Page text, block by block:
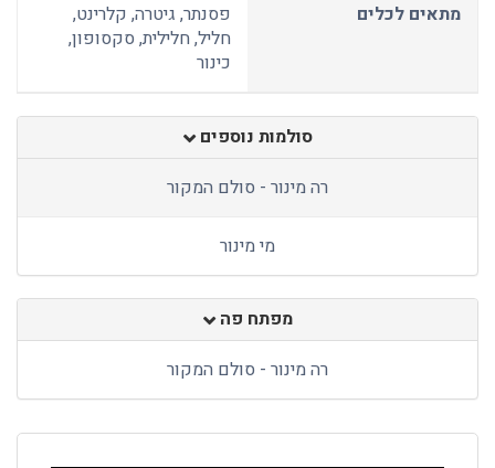
מתאים לכלים
פסנתר, גיטרה, קלרינט,
חליל, חלילית, סקסופון,
כינור
סולמות נוספים
רה מינור - סולם המקור
מי מינור
מפתח פה
רה מינור - סולם המקור